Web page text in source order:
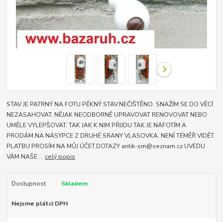
STAV JE PATRNÝ NA FOTU PĚKNÝ STAV.NEČIŠTĚNO. SNAŽÍM SE DO VĚCÍ
NEZASAHOVAT, NĚJAK NEODBORNĚ UPRAVOVAT RENOVOVAT NEBO
UMĚLE VYLEPŠOVAT. TAK JAK K NIM PŘIJDU TAK JE NAFOTÍM A
PRODÁM.NA NÁSYPCE Z DRUHÉ SRANY VLASOVKA, NENÍ TÉMĚŘ VIDĚT.
PLATBU PROSÍM NA MŮJ ÚČET.DOTAZY antik-sm@seznam.cz UVEDU
VÁM NAŠE ... celý popis
Dostupnost Skladem
Nejsme plátci DPH